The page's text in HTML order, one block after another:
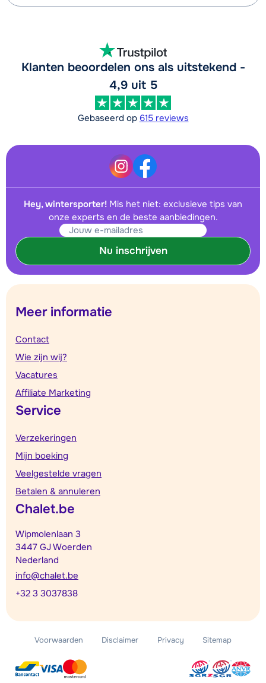
Klanten beoordelen ons als uitstekend -
4,9 uit 5
Gebaseerd op 615 reviews
Hey, wintersporter! Mis het niet: exclusieve tips van
onze experts en de beste aanbiedingen.
Nu inschrijven
Meer informatie
Contact
Wie zijn wij?
Vacatures
Affiliate Marketing
Service
Verzekeringen
Mijn boeking
Veelgestelde vragen
Betalen & annuleren
Chalet.be
Wipmolenlaan 3
3447 GJ Woerden
Nederland
info@chalet.be
+32 3 3037838
Voorwaarden Disclaimer Privacy Sitemap